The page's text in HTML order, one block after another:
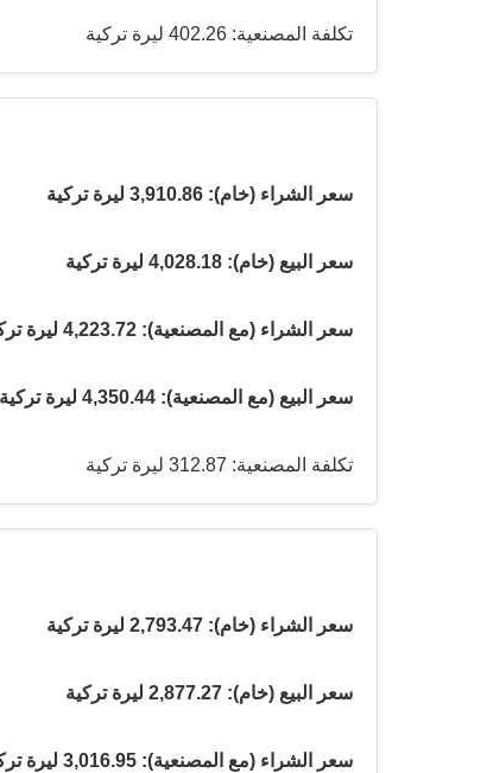
تكلفة المصنعية: 402.26 ليرة تركية
سعر الشراء (خام): 3,910.86 ليرة تركية
سعر البيع (خام): 4,028.18 ليرة تركية
سعر الشراء (مع المصنعية): 4,223.72 ليرة تركية
سعر البيع (مع المصنعية): 4,350.44 ليرة تركية
تكلفة المصنعية: 312.87 ليرة تركية
سعر الشراء (خام): 2,793.47 ليرة تركية
سعر البيع (خام): 2,877.27 ليرة تركية
سعر الشراء (مع المصنعية): 3,016.95 ليرة تركية